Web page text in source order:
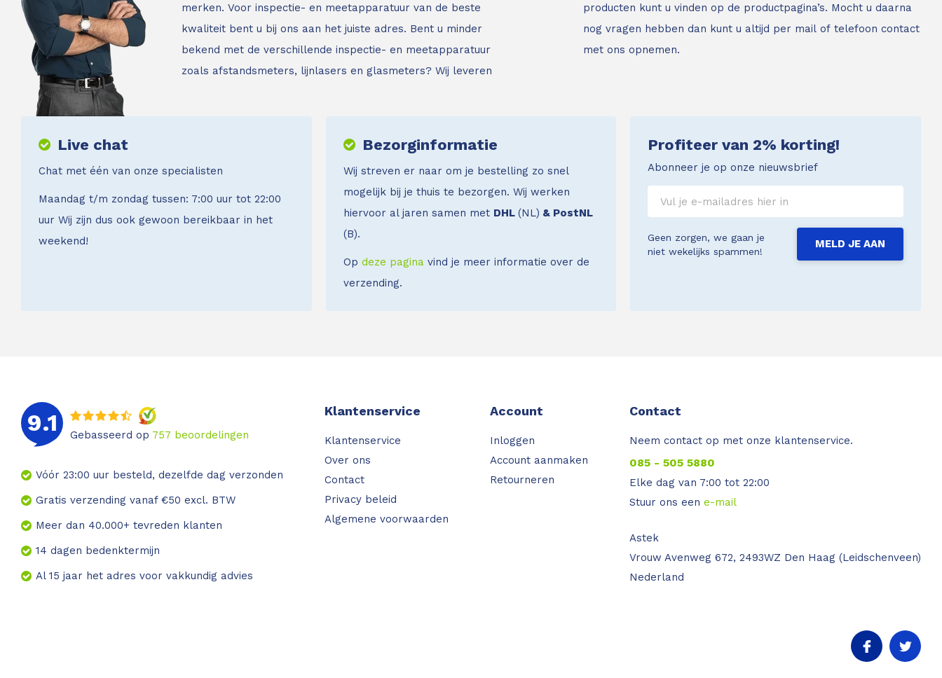
merken. Voor inspectie- en meetapparatuur van de beste
kwaliteit bent u bij ons aan het juiste adres. Bent u minder
bekend met de verschillende inspectie- en meetapparatuur
zoals afstandsmeters, lijnlasers en glasmeters? Wij leveren
producten kunt u vinden op de productpagina’s. Mocht u daarna
nog vragen hebben dan kunt u altijd per mail of telefoon contact
met ons opnemen.
Live chat
Chat met één van onze specialisten
Maandag t/m zondag tussen: 7:00 uur tot 22:00
uur Wij zijn dus ook gewoon bereikbaar in het
weekend!
Bezorginformatie
Wij streven er naar om je bestelling zo snel
mogelijk bij je thuis te bezorgen. Wij werken
hiervoor al jaren samen met DHL (NL) & PostNL
(B).
Op deze pagina vind je meer informatie over de
verzending.
Profiteer van 2% korting!
Abonneer je op onze nieuwsbrief
Geen zorgen, we gaan je
niet wekelijks spammen!
MELD JE AAN
9.1 Gebasseerd op 757 beoordelingen
Vóór 23:00 uur besteld, dezelfde dag verzonden
Gratis verzending vanaf €50 excl. BTW
Meer dan 40.000+ tevreden klanten
14 dagen bedenktermijn
Al 15 jaar het adres voor vakkundig advies
Klantenservice
Klantenservice
Over ons
Contact
Privacy beleid
Algemene voorwaarden
Account
Inloggen
Account aanmaken
Retourneren
Contact
Neem contact op met onze klantenservice.
085 - 505 5880
Elke dag van 7:00 tot 22:00
Stuur ons een e-mail
Astek
Vrouw Avenweg 672, 2493WZ Den Haag (Leidschenveen)
Nederland